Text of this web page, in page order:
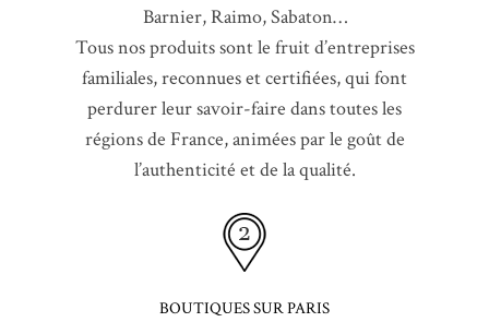
Barnier, Raimo, Sabaton…
Tous nos produits sont le fruit d’entreprises
familiales, reconnues et certifiées, qui font
perdurer leur savoir-faire dans toutes les
régions de France, animées par le goût de
l’authenticité et de la qualité.
BOUTIQUES SUR PARIS